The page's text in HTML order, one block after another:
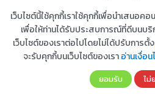
เว็บไซต์นี้ใช้คุกกี้เราใช้คุกกี้เพื่อนำเสนอค
เพื่อให้ท่านได้รับประสบการณ์ที่ดีบนบริ
เว็บไซต์ของเราต่อไปโดยไม่ได้ปรับการตั้
จะรับคุกกี้บนเว็บไซต์ของเราอ่านเงื่อ
ยอมรับ ไม่
© 2022 All rights
Copyright © 2026 บริษัท 360
ท์ จำกัด | Powered byAstra